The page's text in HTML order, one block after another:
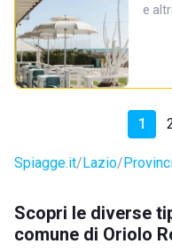
e altri
1
Spiagge.it Lazio
Scopri le diverse
comune di Oriolo